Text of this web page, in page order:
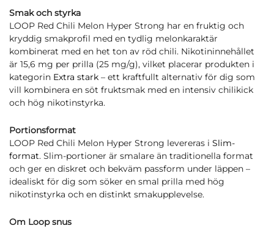
Smak och styrka
LOOP Red Chili Melon Hyper Strong har en fruktig och
kryddig smakprofil med en tydlig melonkaraktär
kombinerat med en het ton av röd chili. Nikotininnehållet
är 15,6 mg per prilla (25 mg/g), vilket placerar produkten i
kategorin Extra stark – ett kraftfullt alternativ för dig som
vill kombinera en söt fruktsmak med en intensiv chilikick
och hög nikotinstyrka.
Portionsformat
LOOP Red Chili Melon Hyper Strong levereras i Slim-
format. Slim-portioner är smalare än traditionella format
och ger en diskret och bekväm passform under läppen –
idealiskt för dig som söker en smal prilla med hög
nikotinstyrka och en distinkt smakupplevelse.
Om Loop snus